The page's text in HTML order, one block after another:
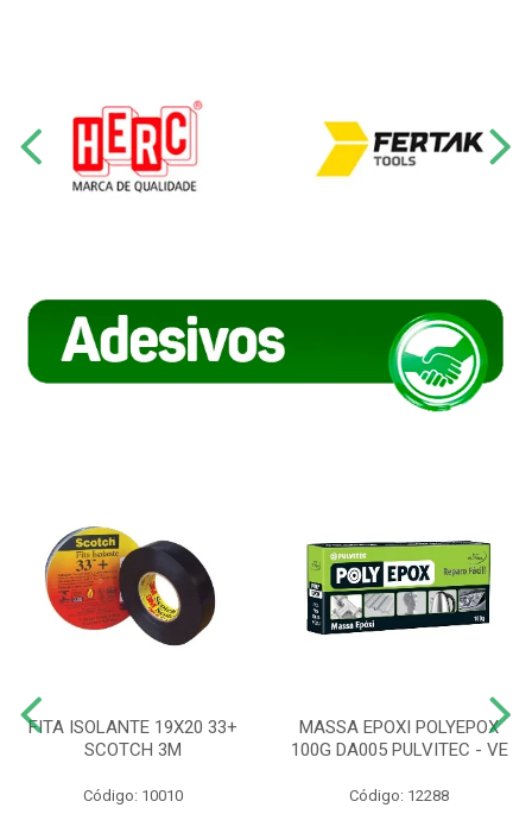
FITA ISOLANTE 19X20 33+
SCOTCH 3M
Código: 10010
MASSA EPOXI POLYEPOX
100G DA005 PULVITEC - VE
Código: 12288